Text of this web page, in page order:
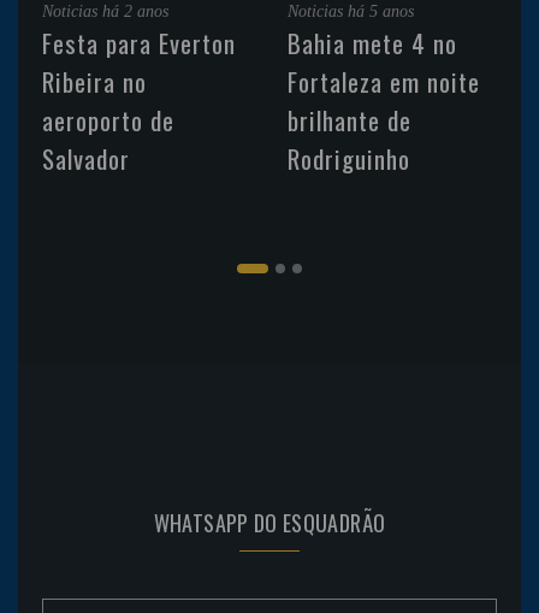
Noticias há 2 anos
Festa para Everton
Ribeira no
aeroporto de
Salvador
Noticias há 5 anos
Bahia mete 4 no
Fortaleza em noite
brilhante de
Rodriguinho
WHATSAPP DO ESQUADRÃO